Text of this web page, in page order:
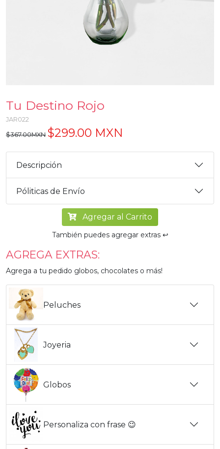
Tu Destino Rojo
JAR022
$367.00MXN $299.00 MXN
Descripción
Póliticas de Envío
Agregar al Carrito
También puedes agregar extras ↩️
AGREGA EXTRAS:
Agrega a tu pedido globos, chocolates o más!
Peluches
Joyeria
Globos
Personaliza con frase 😉